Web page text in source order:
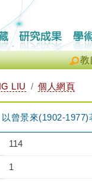
教
LIU 個人網頁
曾景來(1902-1977)
114
1